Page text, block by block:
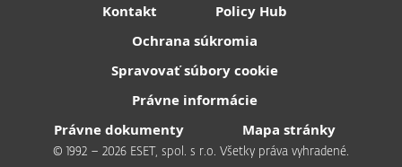
Kontakt
Policy Hub
Ochrana súkromia
Spravovať súbory cookie
Právne informácie
Právne dokumenty
Mapa stránky
© 1992 – 2026 ESET, spol. s r.o. Všetky práva vyhradené.